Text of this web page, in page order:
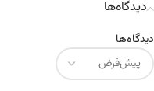
دیدگاه‌ها
دیدگاه‌ها